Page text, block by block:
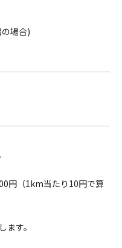
場合)
円（1km当たり10円で算
す。